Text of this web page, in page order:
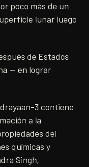
poco más de un
lunar luego
de Estados
— en lograr
3 contiene
a la
del
químicas y
Singh,